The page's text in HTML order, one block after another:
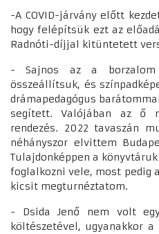
-A COVID-járvány előtt
hogy felépítsük ezt az
Radnóti-díjjal kitüntetett
- Sajnos az a
összeállítsuk, és
drámapedagógus
segített. Valójában az ő
rendezés. 2022 tavaszán
néhányszor elvittem
Tulajdonképpen a
foglalkozni vele, most pedig
kicsit megturnéztatom.
- Dsida Jenő nem volt
költészetével, ugyanakkor